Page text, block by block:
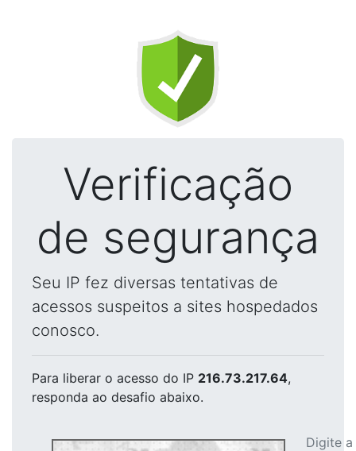
Verificação
de segurança
Seu IP fez diversas tentativas de
acessos suspeitos a sites hospedados
conosco.
Para liberar o acesso do IP 216.73.217.64,
responda ao desafio abaixo.
Digite